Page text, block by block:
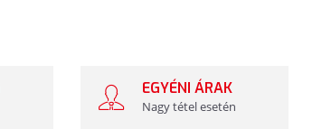
EGYÉNI ÁRAK
Nagy tétel esetén